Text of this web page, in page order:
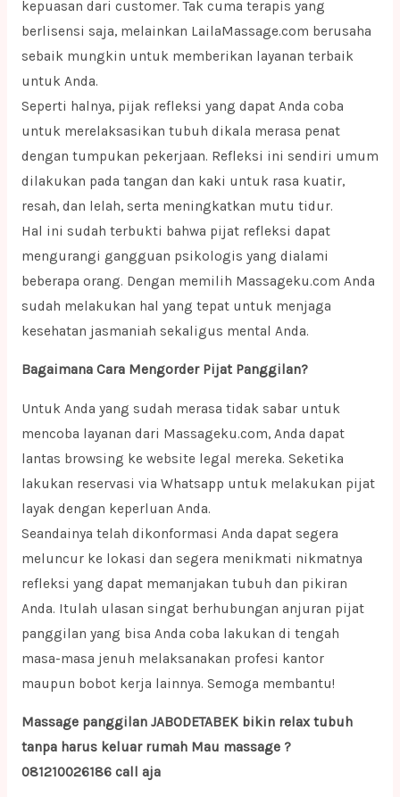
kepuasan dari customer. Tak cuma terapis yang
berlisensi saja, melainkan LailaMassage.com berusaha
sebaik mungkin untuk memberikan layanan terbaik
untuk Anda.
Seperti halnya, pijak refleksi yang dapat Anda coba
untuk merelaksasikan tubuh dikala merasa penat
dengan tumpukan pekerjaan. Refleksi ini sendiri umum
dilakukan pada tangan dan kaki untuk rasa kuatir,
resah, dan lelah, serta meningkatkan mutu tidur.
Hal ini sudah terbukti bahwa pijat refleksi dapat
mengurangi gangguan psikologis yang dialami
beberapa orang. Dengan memilih Massageku.com Anda
sudah melakukan hal yang tepat untuk menjaga
kesehatan jasmaniah sekaligus mental Anda.
Bagaimana Cara Mengorder Pijat Panggilan?
Untuk Anda yang sudah merasa tidak sabar untuk
mencoba layanan dari Massageku.com, Anda dapat
lantas browsing ke website legal mereka. Seketika
lakukan reservasi via Whatsapp untuk melakukan pijat
layak dengan keperluan Anda.
Seandainya telah dikonformasi Anda dapat segera
meluncur ke lokasi dan segera menikmati nikmatnya
refleksi yang dapat memanjakan tubuh dan pikiran
Anda. Itulah ulasan singat berhubungan anjuran pijat
panggilan yang bisa Anda coba lakukan di tengah
masa-masa jenuh melaksanakan profesi kantor
maupun bobot kerja lainnya. Semoga membantu!
Massage panggilan JABODETABEK bikin relax tubuh
tanpa harus keluar rumah Mau massage ?
081210026186 call aja